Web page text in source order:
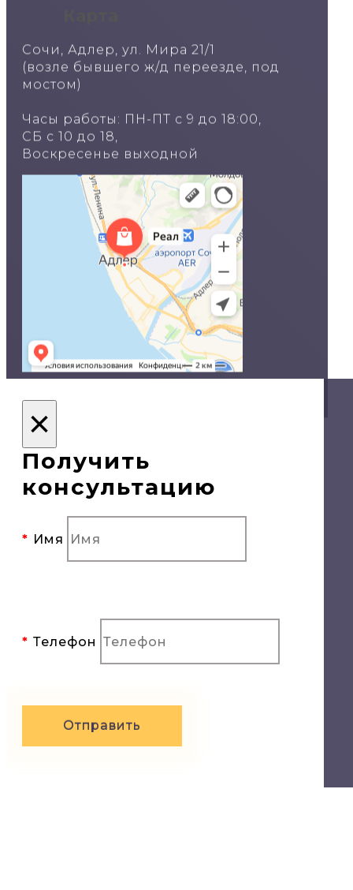
Сочи, Адлер, ул. Мира 21/1
(возле бывшего ж/д переезде, под
мостом)
Часы работы: ПН-ПТ с 9 до 18:00,
СБ с 10 до 18,
Воскресенье выходной
×
Получить
консультацию
Имя
Телефон
Отправить